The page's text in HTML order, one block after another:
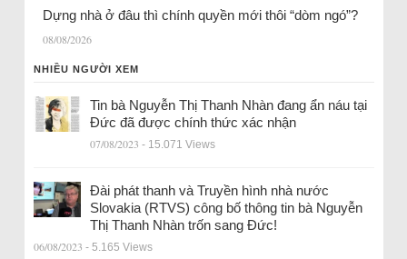
Dựng nhà ở đâu thì chính quyền mới thôi “dòm ngó”?
08/08/2026
NHIỀU NGƯỜI XEM
Tin bà Nguyễn Thị Thanh Nhàn đang ẩn náu tại
Đức đã được chính thức xác nhận
07/08/2023 - 15.071 Views
Đài phát thanh và Truyền hình nhà nước
Slovakia (RTVS) công bố thông tin bà Nguyễn
Thị Thanh Nhàn trốn sang Đức!
06/08/2023 - 5.165 Views